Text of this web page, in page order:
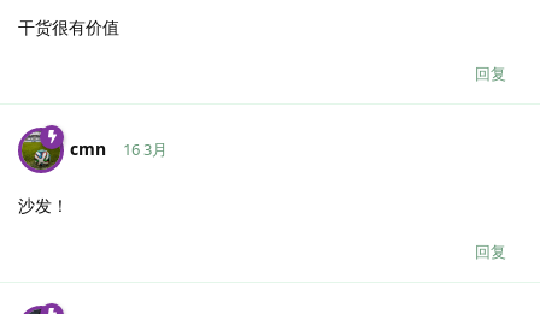
干货很有价值
回复
cmn 16 3月
沙发！
回复